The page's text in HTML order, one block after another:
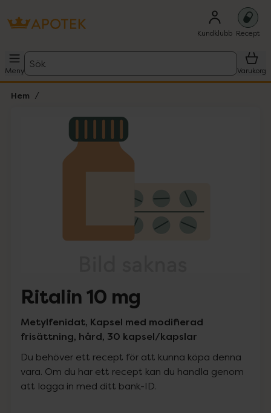
Kundklubb Recept
Meny
Sök
Varukorg
Hem
Lista: . Innehåller 1 objekt.
Ritalin 10 mg
Metylfenidat, Kapsel med modifierad
frisättning, hård, 30 kapsel/kapslar
Du behöver ett recept för att kunna köpa denna
vara. Om du har ett recept kan du handla genom
att logga in med ditt bank-ID.